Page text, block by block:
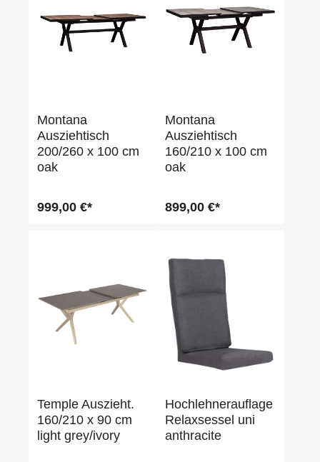
Montana
Ausziehtisch
200/260 x 100 cm
oak
999,00 €*
Montana
Ausziehtisch
160/210 x 100 cm
oak
899,00 €*
Temple Auszieht.
160/210 x 90 cm
light grey/ivory
Hochlehnerauflage
Relaxsessel uni
anthracite